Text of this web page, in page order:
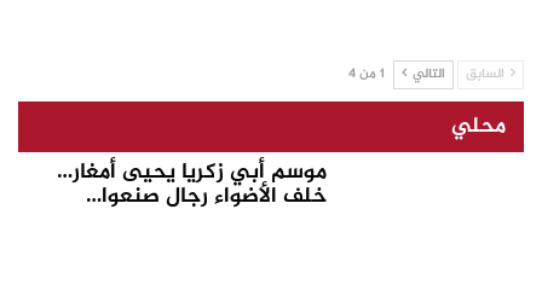
السابق التالي 1 من 4
محلي
موسم أبي زكريا يحيى أمغار…
خلف الأضواء رجال صنعوا…